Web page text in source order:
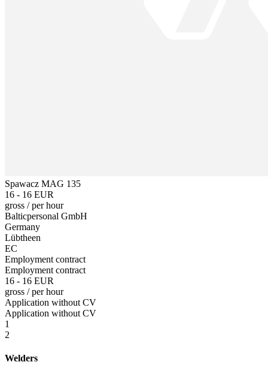
Spawacz MAG 135
16 - 16 EUR
gross /per hour
Balticpersonal GmbH
Germany
Lübtheen
EC
Employment contract
Employment contract
16 - 16 EUR
gross /per hour
Application without CV
Application without CV
1
2
Welders